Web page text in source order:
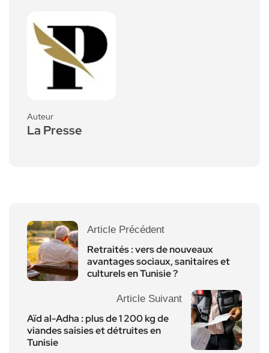
Auteur
La Presse
Article Précédent
Retraités : vers de nouveaux
avantages sociaux, sanitaires et
culturels en Tunisie ?
Article Suivant
Aïd al-Adha : plus de 1 200 kg de
viandes saisies et détruites en
Tunisie